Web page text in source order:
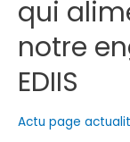
qui
notre
EDIIS
Actu page